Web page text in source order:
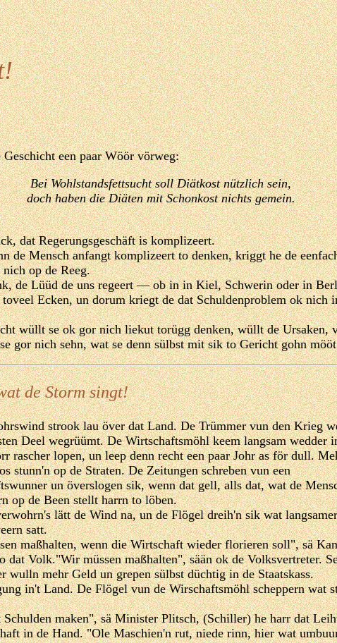
Geschicht een paar Wöör vörweg:
Bei Wohlstandsfettsucht soll Diätkost nützlich sein,
doch haben die Diäten mit Schonkost nichts gemein.
dat Regerungsgeschäft is komplizeert.
de Mensch anfangt komplizeert to denken, kriggt he de
nich op de Reeg.
de Lüüd de uns regeert — ob in in Kiel, Schwerin oder in
Ecken, un dorum kriegt de dat Schuldenproblem ok nich
wüllt se ok gor nich liekut torügg denken, wüllt de Ursaken,
gor nich sehn, wat se denn sülbst mit sik to Gericht gohn
de Storm singt!
strook lau över dat Land. De Trümmer vun den Krieg
Deel wegrüümt. De Wirtschaftsmöhl keem langsam wedder
rascher lopen, un leep denn recht een paar Johr as för dull.
stunn'n op de Straten. De Zeitungen schreben vun een
un överslogen sik, wenn dat gell, alls dat, wat de
op de Been stellt harrn to löben.
lätt de Wind na, un de Flögel dreih'n sik wat
satt.
maßhalten, wenn die Wirtschaft wieder florieren soll", sä
dat Volk."Wir müssen maßhalten", sään ok de Volksvertreter.
wulln mehr Geld un grepen sülbst düchtig in de Staatskass.
in't Land. De Flögel vun de Wirschaftsmöhl scheppern wat
maken", sä Minister Plitsch, (Schiller) he harr dat
in de Hand. "Ole Maschien'n rut, niede rinn, hier wat